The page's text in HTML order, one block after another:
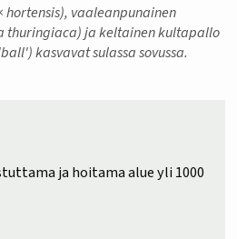
vaaleanpunainen
ja keltainen kultapallo
kasvavat sulassa sovussa.
ja hoitama alue yli 1000